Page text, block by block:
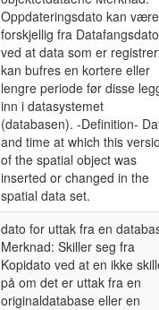
Oppdateringsdato kan være
forskjellig fra Datafangsdato
ved at data som er
kan bufres en kortere eller
lengre periode før disse
inn i datasystemet
(databasen). -Definition-
and time at which this
of the spatial object was
inserted or changed in the
spatial data set.
dato for uttak fra en
Merknad: Skiller seg fra
Kopidato ved at en ikke
på om det er uttak fra en
originaldatabase eller en